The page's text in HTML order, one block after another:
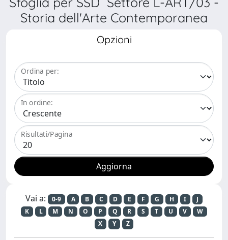
Storia dell'Arte Contemporanea
Opzioni
Ordina per:
In ordine:
Risultati/Pagina
Vai a: 0-9 A B C D E F G H I
J
K
L M N O P Q R S T U V
W
X
Y Z